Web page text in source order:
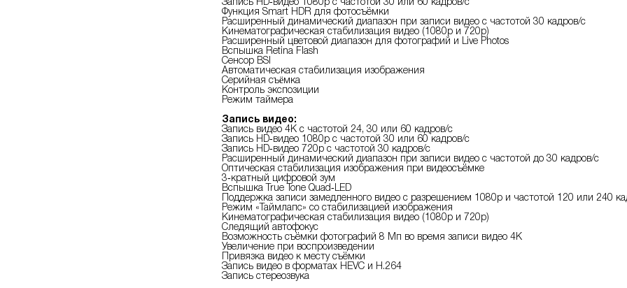
Запись HD‑видео 1080p с частотой 30 или 60 кадров/с
Функция Smart HDR для фотосъёмки
Расширенный динамический диапазон при записи видео с частотой 30 кадров/с
Кинематографическая стабилизация видео (1080p и 720p)
Расширенный цветовой диапазон для фотографий и Live Photos
Вспышка Retina Flash
Сенсор BSI
Автоматическая стабилизация изображения
Серийная съëмка
Контроль экспозиции
Режим таймера
Запись видео:
Запись видео 4K с частотой 24, 30 или 60 кадров/с
Запись HD‑видео 1080p с частотой 30 или 60 кадров/с
Запись HD‑видео 720p с частотой 30 кадров/с
Расширенный динамический диапазон при записи видео с частотой до 30 кадров/с
Оптическая стабилизация изображения при видеосъёмке
3‑кратный цифровой зум
Вспышка True Tone Quad‑LED
Поддержка записи замедленного видео с разрешением 1080р и частотой 120 или 240
Режим «Таймлапс» со стабилизацией изображения
Кинематографическая стабилизация видео (1080p и 720p)
Следящий автофокус
Возможность съёмки фотографий 8 Мп во время записи видео 4К
Увеличение при воспроизведении
Привязка видео к месту съёмки
Запись видео в форматах HEVC и H.264
Запись стереозвука